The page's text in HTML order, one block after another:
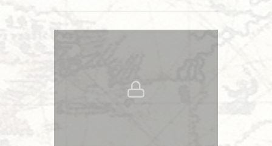
Protegido: Aenean risus